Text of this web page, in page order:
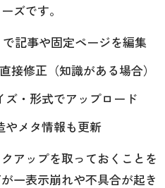
ズです。
記事や固定ページを編集
接修正（知識がある場合）
・形式でアップロード
やメタ情報も更新
アップを取っておくことを
一表示崩れや不具合が起き